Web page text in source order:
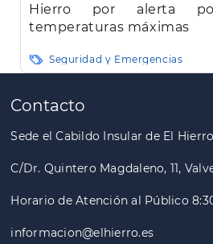
Hierro por alerta
temperaturas máximas
Seguridad y Emergencias
Paginación
Contacto
Sede el Cabildo Insular de El Hierro
C/Dr. Quintero Magdaleno, 11,
Horario de Atención al Público
informacion@elhierro.es